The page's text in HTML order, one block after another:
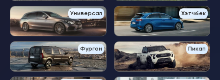
Универсал Хэтчбек
Фургон Пикап